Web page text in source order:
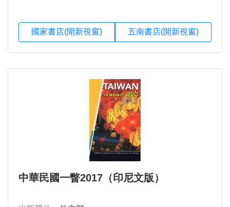
國家書店(開新視窗) 五南書店(開新視窗)
中華民國一瞥2017（印尼文版）